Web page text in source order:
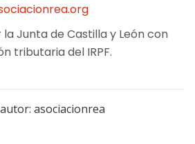
Junta de Castilla y León con
tributaria del IRPF.
asociacionrea